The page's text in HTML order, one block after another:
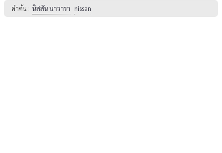
คำค้น : นิสสัน นาวารา nissan